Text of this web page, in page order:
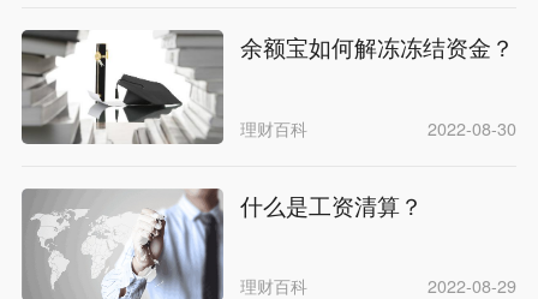
余额宝如何解冻冻结资金？
理财百科 2022-08-30
什么是工资清算？
理财百科 2022-08-29